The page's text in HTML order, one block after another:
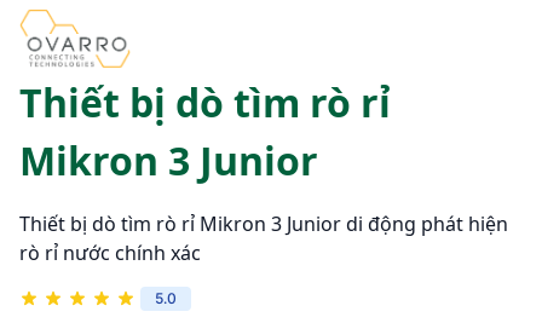
Thiết bị dò tìm rò rỉ
Mikron 3 Junior
Thiết bị dò tìm rò rỉ Mikron 3 Junior di động phát hiện
rò rỉ nước chính xác
5.0